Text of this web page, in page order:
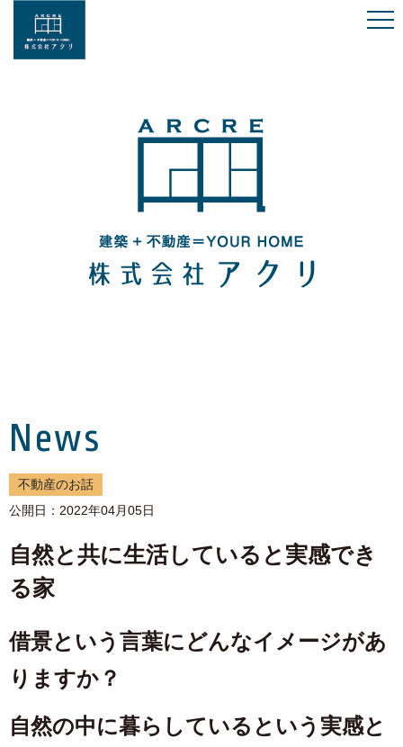
News
不動産のお話
公開日：2022年04月05日
自然と共に生活していると実感でき
る家
借景という言葉にどんなイメージがあ
りますか？
自然の中に暮らしているという実感と